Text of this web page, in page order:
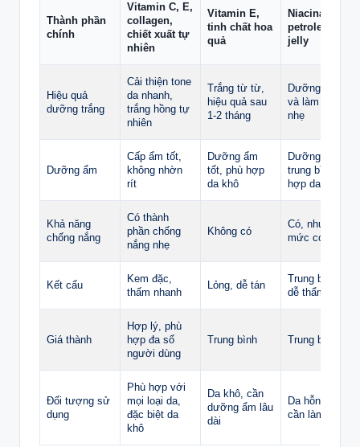
Thành phần
chính
Vitamin C, E,
collagen,
chiết xuất tự
nhiên
Vitamin E,
tinh chất hoa
quả
Niacinamide,
petroleum
jelly
Hiệu quả
dưỡng trắng
Cải thiện tone
da nhanh,
trắng hồng tự
nhiên
Trắng từ từ,
hiệu quả sau
1-2 tháng
Dưỡng trắng
và làm sáng
nhẹ
Dưỡng ẩm
Cấp ẩm tốt,
không nhờn
rít
Dưỡng ẩm
tốt, phù hợp
da khô
Dưỡng ẩm
trung bình,
hợp da dầu
Khả năng
chống nắng
Có thành
phần chống
nắng nhẹ
Không có
Có, nhưng ở
mức cơ bản
Kết cấu
Kem đặc,
thấm nhanh
Lỏng, dễ tán
Trung bình,
dễ thẩm thấu
Giá thành
Hợp lý, phù
hợp đa số
người dùng
Trung bình Trung bình
Đối tượng sử
dụng
Phù hợp với
mọi loại da,
đặc biệt da
khô
Da khô, cần
dưỡng ẩm lâu
dài
Da hỗn hợp,
cần làm sáng